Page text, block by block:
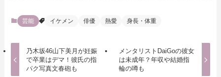
芸能 イケメン 俳優 熱愛 身長・体重
乃木坂46山下美月が妊娠
で卒業はデマ！彼氏の指
パク写真文春砲も
メンタリストDaiGoの彼女
は未成年？年収や結婚指
輪の噂も